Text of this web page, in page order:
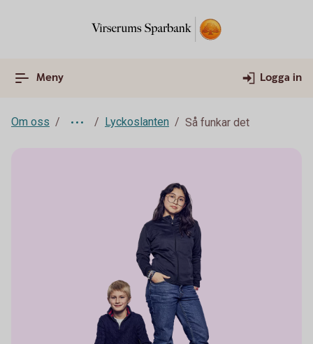
Meny Logga in
Om oss Lyckoslanten Så funkar det